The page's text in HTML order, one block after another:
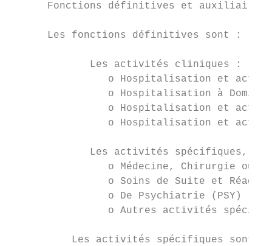
      Fonctions définitives et auxiliaires
      Les fonctions définitives sont :
             Les activités cliniques :
o Hospitalisation et
o Hospitalisation à
o Hospitalisation et
o Hospitalisation et
Les activités spécifiques, en
o Médecine, Chirurgie ou
o Soins de Suite et
                o De Psychiatrie (PSY)
o Autres activités
Les activités spécifiques sont